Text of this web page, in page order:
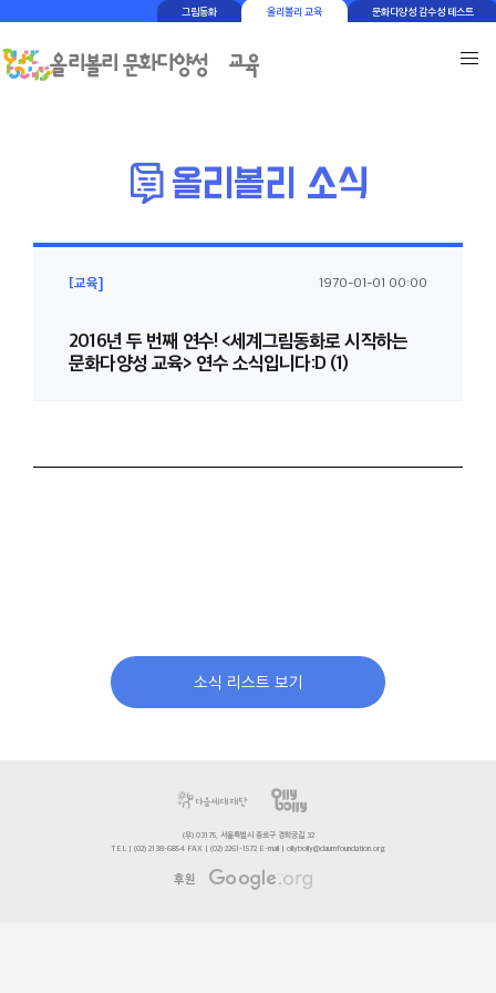
그림동화 올리볼리 교육 문화다양성 감수성 테스트
[교육] 1970-01-01 00:00
2016년 두 번째 연수! <세계그림동화로 시작하는
문화다양성 교육> 연수 소식입니다:D (1)
소식 리스트 보기
(우) 03175, 서울특별시 종로구 경희궁길 32
TEL | (02) 2138-6854 FAX | (02) 2261-1572 E-mail | ollybolly@daumfoundation.org
후원